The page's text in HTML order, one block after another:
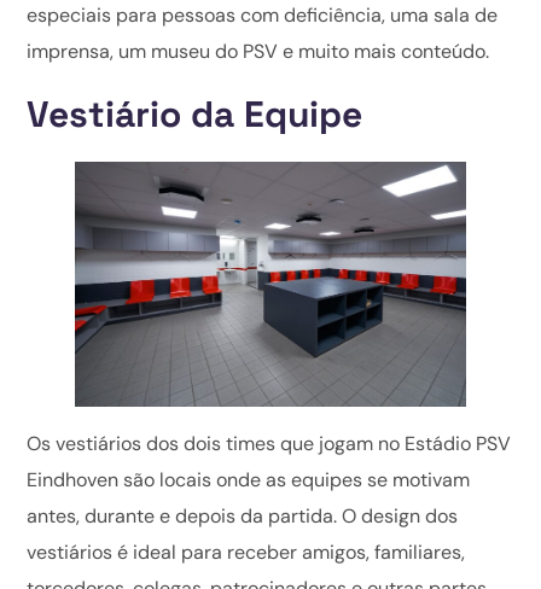
especiais para pessoas com deficiência, uma sala de
imprensa, um museu do PSV e muito mais conteúdo.
Vestiário da Equipe
Os vestiários dos dois times que jogam no Estádio PSV
Eindhoven são locais onde as equipes se motivam
antes, durante e depois da partida. O design dos
vestiários é ideal para receber amigos, familiares,